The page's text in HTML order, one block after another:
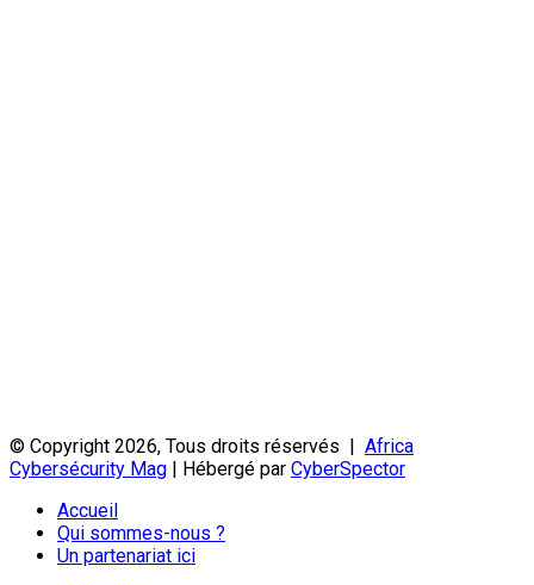
© Copyright 2026, Tous droits réservés | Africa
Cybersécurity Mag | Hébergé par CyberSpector
Accueil
Qui sommes-nous ?
Un partenariat ici